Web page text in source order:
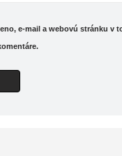
e-mail a webovú stránku v